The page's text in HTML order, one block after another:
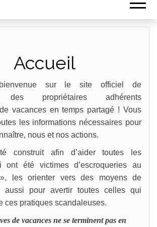
Accueil
sur le site officiel de
des propriétaires adhérents
vacances en temps partagé ! Vous
les informations nécessaires pour
nous et nos actions.
construit afin d’aider toutes les
ont été victimes d’escroqueries au
les orienter vers des moyens de
aussi pour avertir toutes celles qui
ces pratiques scandaleuses.
de vacances ne se terminent pas en